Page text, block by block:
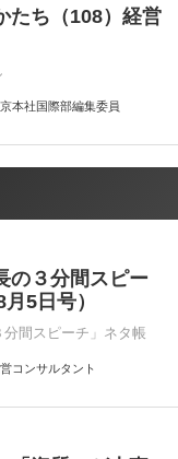
たち（108）経営
本社国際部編集委員
の３分間スピー
5日号）
間スピーチ」ネタ帳
コンサルタント